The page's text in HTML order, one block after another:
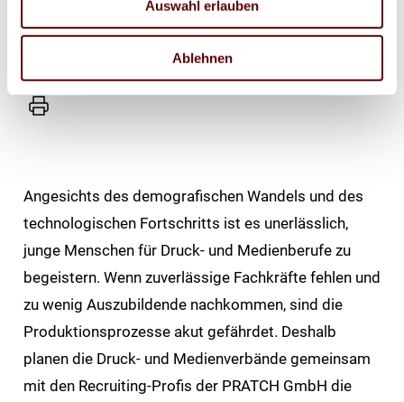
Auswahl erlauben
Ablehnen
Sharing
Mail
Drucker
Angesichts des demografischen Wandels und des
technologischen Fortschritts ist es unerlässlich,
junge Menschen für Druck- und Medienberufe zu
begeistern. Wenn zuverlässige Fachkräfte fehlen und
zu wenig Auszubildende nachkommen, sind die
Produktionsprozesse akut gefährdet. Deshalb
planen die Druck- und Medienverbände gemeinsam
mit den Recruiting-Profis der PRATCH GmbH die